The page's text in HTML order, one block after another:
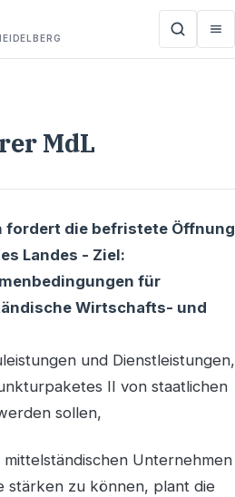
MdL
fordert die befristete Öffnung
Landes - Ziel:
für
Wirtschafts- und
und Dienstleistungen,
II von staatlichen
sollen,
Unternehmen
stärken zu können, plant die